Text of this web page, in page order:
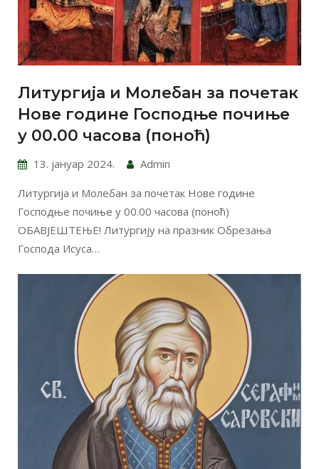
Литургија и Молебан за почетак
Нове године Господње почиње
у 00.00 часова (поноћ)
13. јануар 2024. Admin
Литургија и Молебан за почетак Нове године
Господње почиње у 00.00 часова (поноћ)
ОБАВЈЕШТЕЊЕ! Литургију на празник Обрезања
Господа Исуса…